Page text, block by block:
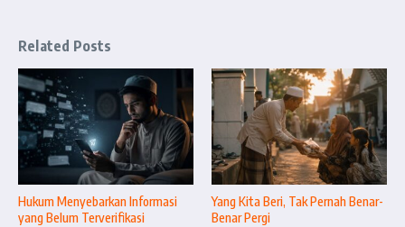
Related Posts
Hukum Menyebarkan Informasi
yang Belum Terverifikasi
Yang Kita Beri, Tak Pernah Benar-
Benar Pergi